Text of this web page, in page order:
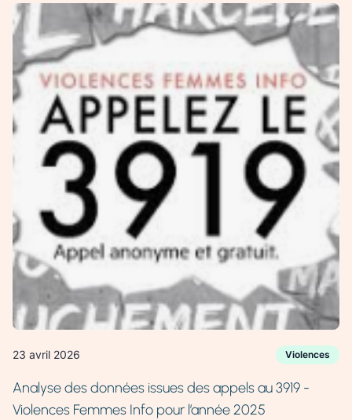
23 avril 2026 Violences
Analyse des données issues des appels au 3919 -
Violences Femmes Info pour l’année 2025